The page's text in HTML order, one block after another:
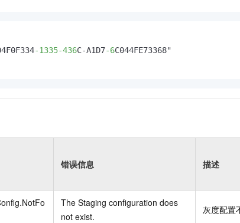
-1335-436C-A1D7-6C044FE73368"
错误信息 描述
The Staging configuration does
not exist.
灰度配置